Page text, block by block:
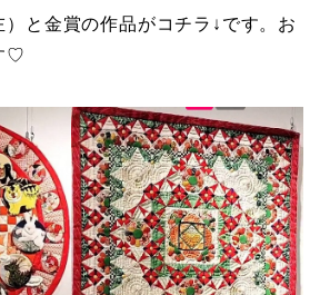
と金賞の作品がコチラ↓です。お
♡